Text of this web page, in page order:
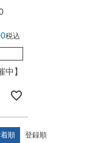
税込
中】
順 登録順